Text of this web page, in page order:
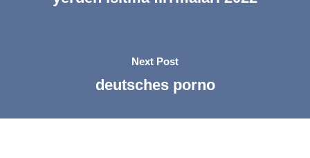
Next Post
deutsches porno